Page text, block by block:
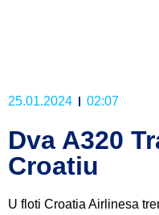
25.01.2024 02:07
Dva A320
Croatiu
U floti Croatia Airlinesa